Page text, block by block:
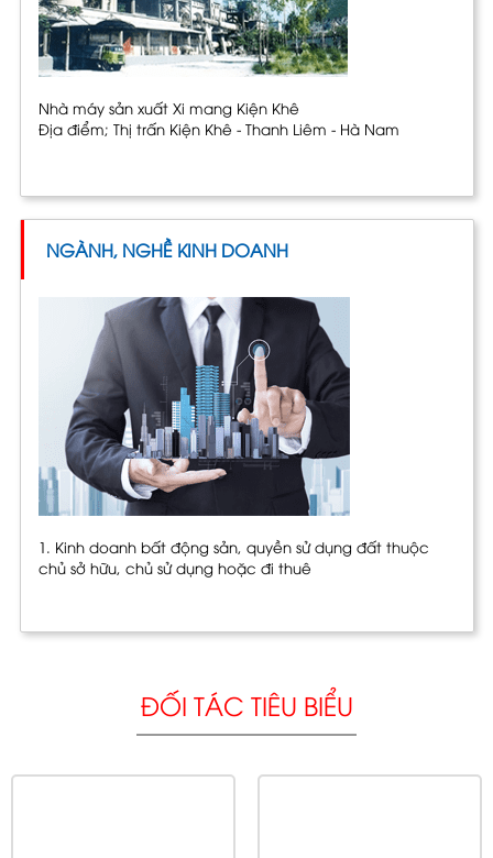
Nhà máy sản xuất Xi mang Kiện Khê
Địa điểm; Thị trấn Kiện Khê - Thanh Liêm - Hà Nam
NGÀNH, NGHỀ KINH DOANH
1. Kinh doanh bất động sản, quyền sử dụng đất thuộc
chủ sở hữu, chủ sử dụng hoặc đi thuê
ĐỐI TÁC TIÊU BIỂU